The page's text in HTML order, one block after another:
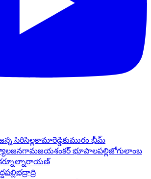
సిరిసిల్లకామారెడ్డికుమురం భీమ్
జనగామజయశంకర్ భూపాలపల్లిజోగులాంబ
నారాయణ్
పెద్దపల్లిభద్రాద్రి